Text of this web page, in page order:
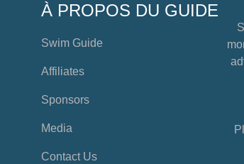
À PROPOS DU GUIDE
Swim Guide
Affiliates
Sponsors
Media
Contact Us